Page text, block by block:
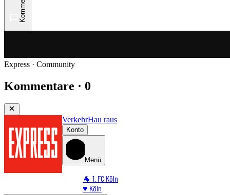
Express · Community
Kommentare · 0
VerkehrHau raus
Konto
Menü
🐐 1. FC Köln
♥️ Köln